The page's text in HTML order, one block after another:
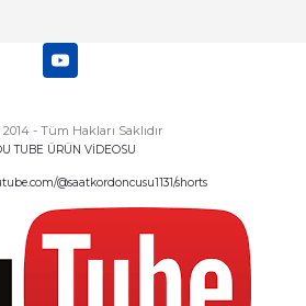
- Tüm Hakları Saklıdır
TUBE ÜRÜN VİDEOSU
@saatkordoncusu1131/shorts